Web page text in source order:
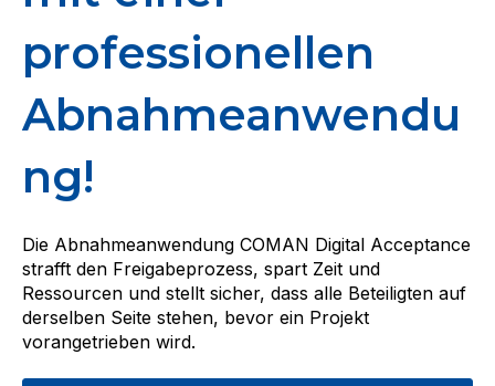
professionellen
Abnahmeanwendu
ng!
Die Abnahmeanwendung COMAN Digital Acceptance
strafft den Freigabeprozess, spart Zeit und
Ressourcen und stellt sicher, dass alle Beteiligten auf
derselben Seite stehen, bevor ein Projekt
vorangetrieben wird.